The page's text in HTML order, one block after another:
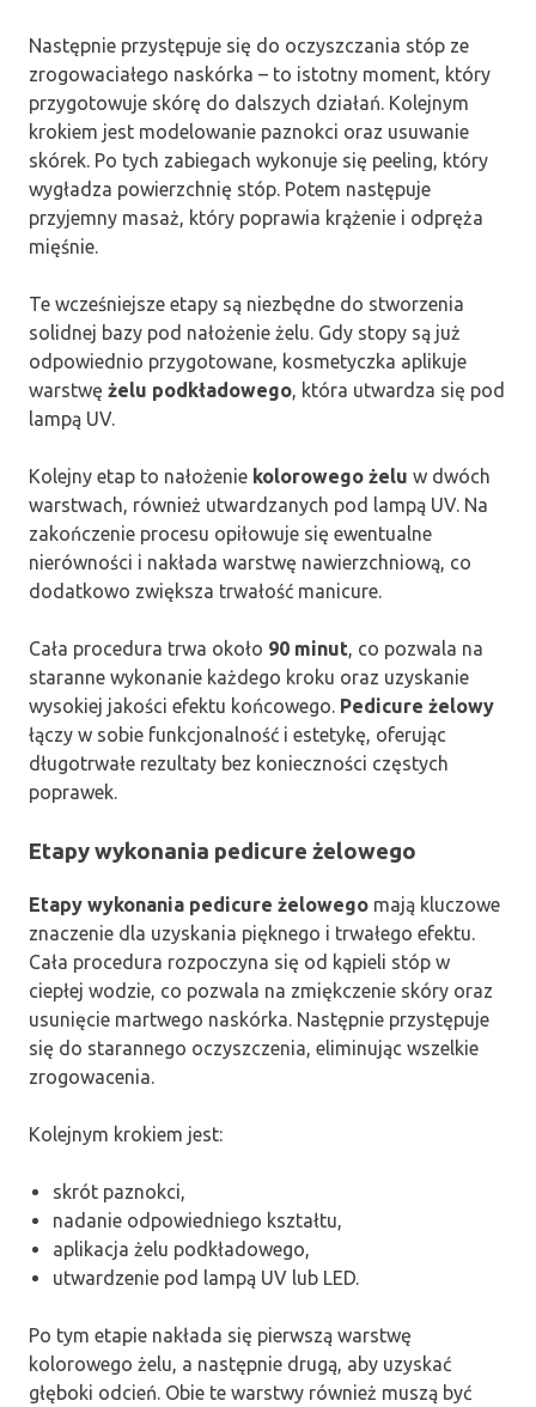
Następnie przystępuje się do oczyszczania stóp ze
zrogowaciałego naskórka – to istotny moment, który
przygotowuje skórę do dalszych działań. Kolejnym
krokiem jest modelowanie paznokci oraz usuwanie
skórek. Po tych zabiegach wykonuje się peeling, który
wygładza powierzchnię stóp. Potem następuje
przyjemny masaż, który poprawia krążenie i odpręża
mięśnie.
Te wcześniejsze etapy są niezbędne do stworzenia
solidnej bazy pod nałożenie żelu. Gdy stopy są już
odpowiednio przygotowane, kosmetyczka aplikuje
warstwę żelu podkładowego , która utwardza się pod
lampą UV.
Kolejny etap to nałożenie kolorowego żelu w dwóch
warstwach, również utwardzanych pod lampą UV. Na
zakończenie procesu opiłowuje się ewentualne
nierówności i nakłada warstwę nawierzchniową, co
dodatkowo zwiększa trwałość manicure.
Cała procedura trwa około 90 minut , co pozwala na
staranne wykonanie każdego kroku oraz uzyskanie
wysokiej jakości efektu końcowego. Pedicure żelowy
łączy w sobie funkcjonalność i estetykę, oferując
długotrwałe rezultaty bez konieczności częstych
poprawek.
Etapy wykonania pedicure żelowego
Etapy wykonania pedicure żelowego mają kluczowe
znaczenie dla uzyskania pięknego i trwałego efektu.
Cała procedura rozpoczyna się od kąpieli stóp w
ciepłej wodzie, co pozwala na zmiękczenie skóry oraz
usunięcie martwego naskórka. Następnie przystępuje
się do starannego oczyszczenia, eliminując wszelkie
zrogowacenia.
Kolejnym krokiem jest:
skrót paznokci,
nadanie odpowiedniego kształtu,
aplikacja żelu podkładowego,
utwardzenie pod lampą UV lub LED.
Po tym etapie nakłada się pierwszą warstwę
kolorowego żelu, a następnie drugą, aby uzyskać
głęboki odcień. Obie te warstwy również muszą być